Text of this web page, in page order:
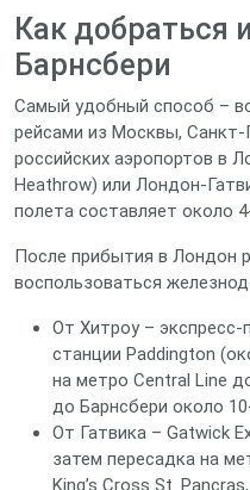
Как добраться
Барнсбери
Самый удобный способ –
рейсами из Москвы,
российских аэропортов в
Heathrow) или
полета составляет около
После прибытия в Лондон
воспользоваться
От Хитроу –
станции Paddington
на метро Central Line
до Барнсбери около
От Гатвика – Gatwick
затем пересадка на
King’s Cross St.